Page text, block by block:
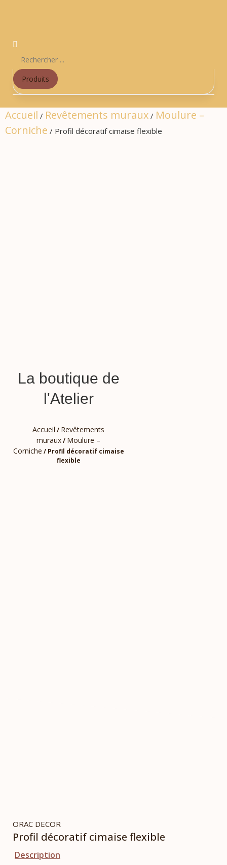
Produits
Accueil / Revêtements muraux / Moulure –
Corniche / Profil décoratif cimaise flexible
La boutique de
l'Atelier
Accueil / Revêtements
muraux/ Moulure –
Corniche / Profil décoratif cimaise
flexible
ORAC DECOR
Profil décoratif cimaise flexible
Description